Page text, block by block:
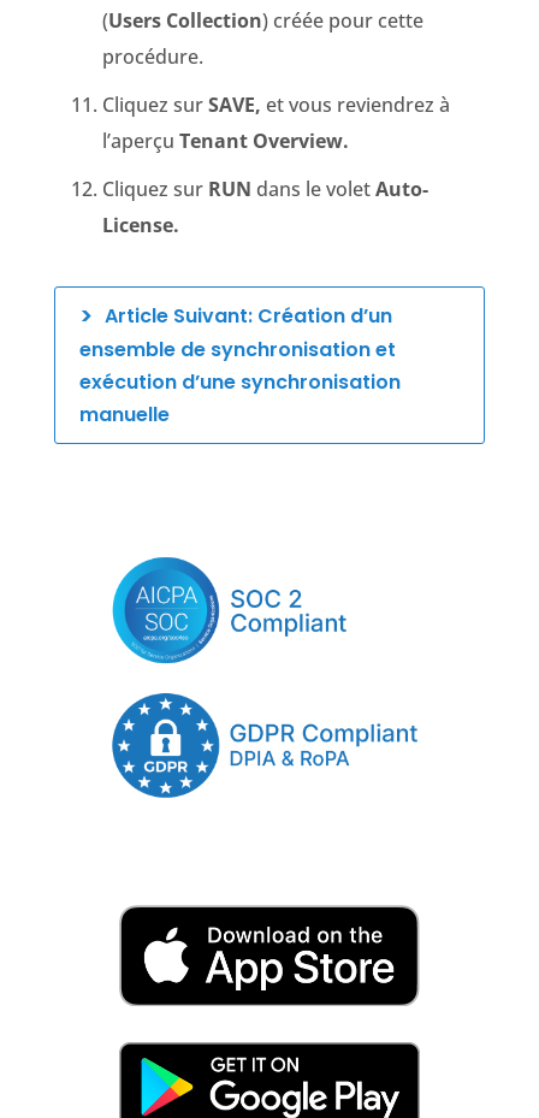
(Users Collection) créée pour cette
procédure.
Cliquez surSAVE, et vous reviendrez à
l’aperçu Tenant Overview.
Cliquez sur RUN dans le voletAuto-
License.
Article Suivant: Création d’un
ensemble de synchronisation et
exécution d’une synchronisation
manuelle